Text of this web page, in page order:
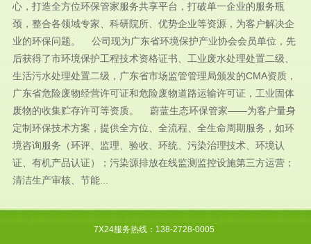
心，打造全方位环保管家服务共享平台，打破单一企业的服务瓶
颈，整合各领域专家、科研院所、优势企业等资源，为客户解决企
业的环保问题。 公司现为广东省环境保护产业协会会员单位，先
后获得了市环境保护工程技术资格证书、工业废水处理处置二级、
生活污水处理处置二级，广东省市场监管管理局颁发的CMA资质，
广东省危险废物经营许可证和危险废物道路运输许可证，工业固体
废物的收集贮存许可等资质。 蔚蓝生态环保管家——为客户量身
定制环保技术方案，提供全方位、全流程、全生命周期服务，如环
境咨询服务（环评、监理、验收、环统、污染治理技术、环境认
证、有机产品认证）；污染源排放在线监测监控设施第三方运营；
清洁生产审核、节能...
7X24服务热线：138-2728-0005